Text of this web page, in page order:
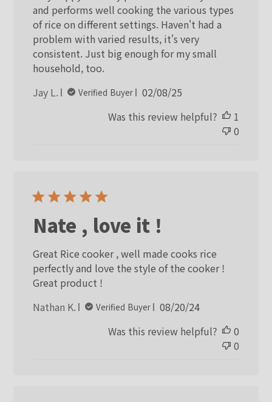
and performs well cooking the various types
of rice on different settings. Haven't had a
problem with varied results, it's very
consistent. Just big enough for my small
household, too.
Jay L.
Verified Buyer
Published
02/08/25
Was this review helpful?
1
0
Nate , love it !
Great Rice cooker , well made cooks rice
perfectly and love the style of the cooker !
Great product !
Nathan K.
Verified Buyer
Published
08/20/24
Was this review helpful?
0
0